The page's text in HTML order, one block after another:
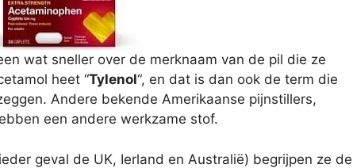
wat sneller over de merknaam van de pil die ze
heet “Tylenol“, en dat is dan ook de term die
Andere bekende Amerikaanse pijnstillers,
een andere werkzame stof.
geval de UK, Ierland en Australië) begrijpen ze de